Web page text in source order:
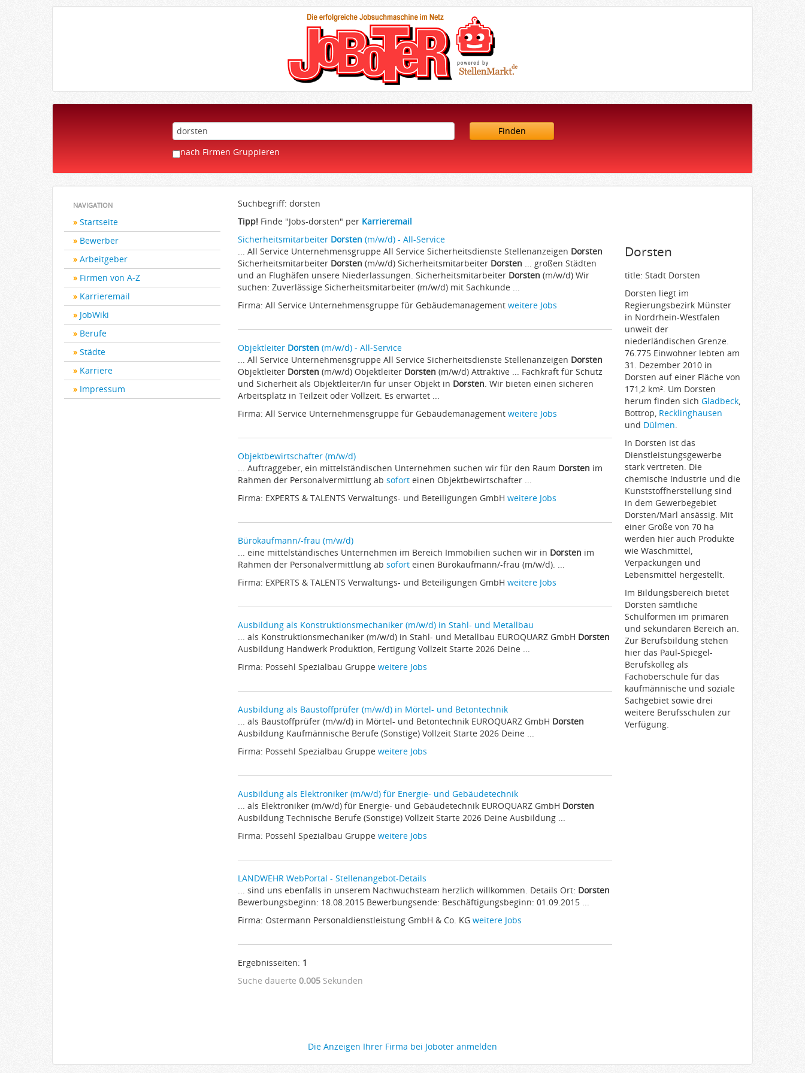
Finden
nach Firmen Gruppieren
NAVIGATION
Startseite
Bewerber
Arbeitgeber
Firmen von A-Z
Karrieremail
JobWiki
Berufe
Städte
Karriere
Impressum
Suchbegriff: dorsten
Tipp!Finde "Jobs-dorsten" per Karrieremail
Sicherheitsmitarbeiter Dorsten (m/w/d) - All-Service
... All Service Unternehmensgruppe All Service Sicherheitsdienste Stellenanzeigen Dorsten
Sicherheitsmitarbeiter Dorsten (m/w/d) Sicherheitsmitarbeiter Dorsten ... großen Städten
und an Flughäfen unsere Niederlassungen. Sicherheitsmitarbeiter Dorsten (m/w/d) Wir
suchen: Zuverlässige Sicherheitsmitarbeiter (m/w/d) mit Sachkunde ...
Firma: All Service Unternehmensgruppe für Gebäudemanagement weitere Jobs
Objektleiter Dorsten (m/w/d) - All-Service
... All Service Unternehmensgruppe All Service Sicherheitsdienste Stellenanzeigen Dorsten
Objektleiter Dorsten (m/w/d) Objektleiter Dorsten (m/w/d) Attraktive ... Fachkraft für Schutz
und Sicherheit als Objektleiter/in für unser Objekt in Dorsten. Wir bieten einen sicheren
Arbeitsplatz in Teilzeit oder Vollzeit. Es erwartet ...
Firma: All Service Unternehmensgruppe für Gebäudemanagement weitere Jobs
Objektbewirtschafter (m/w/d)
... Auftraggeber, ein mittelständischen Unternehmen suchen wir für den Raum Dorsten im
Rahmen der Personalvermittlung ab soforteinen Objektbewirtschafter ...
Firma: EXPERTS & TALENTS Verwaltungs- und Beteiligungen GmbH weitere Jobs
Bürokaufmann/-frau (m/w/d)
... eine mittelständisches Unternehmen im Bereich Immobilien suchen wir in Dorsten im
Rahmen der Personalvermittlung ab soforteinen Bürokaufmann/-frau (m/w/d). ...
Firma: EXPERTS & TALENTS Verwaltungs- und Beteiligungen GmbH weitere Jobs
Ausbildung als Konstruktionsmechaniker (m/w/d) in Stahl- und Metallbau
... als Konstruktionsmechaniker (m/w/d) in Stahl- und Metallbau EUROQUARZ GmbH Dorsten
Ausbildung Handwerk Produktion, Fertigung Vollzeit Starte 2026 Deine ...
Firma: Possehl Spezialbau Gruppe weitere Jobs
Ausbildung als Baustoffprüfer (m/w/d) in Mörtel- und Betontechnik
... als Baustoffprüfer (m/w/d) in Mörtel- und Betontechnik EUROQUARZ GmbH Dorsten
Ausbildung Kaufmännische Berufe (Sonstige) Vollzeit Starte 2026 Deine ...
Firma: Possehl Spezialbau Gruppe weitere Jobs
Ausbildung als Elektroniker (m/w/d) für Energie- und Gebäudetechnik
... als Elektroniker (m/w/d) für Energie- und Gebäudetechnik EUROQUARZ GmbH Dorsten
Ausbildung Technische Berufe (Sonstige) Vollzeit Starte 2026 Deine Ausbildung ...
Firma: Possehl Spezialbau Gruppe weitere Jobs
LANDWEHR WebPortal - Stellenangebot-Details
... sind uns ebenfalls in unserem Nachwuchsteam herzlich willkommen. Details Ort: Dorsten
Bewerbungsbeginn: 18.08.2015 Bewerbungsende: Beschäftigungsbeginn: 01.09.2015 ...
Firma: Ostermann Personaldienstleistung GmbH & Co. KG weitere Jobs
Dorsten
title: Stadt Dorsten
Dorsten liegt im
Regierungsbezirk Münster
in Nordrhein-Westfalen
unweit der
niederländischen Grenze.
76.775 Einwohner lebten am
31. Dezember 2010 in
Dorsten auf einer Fläche von
171,2 km². Um Dorsten
herum finden sichGladbeck,
Bottrop, Recklinghausen
und Dülmen.
In Dorsten ist das
Dienstleistungsgewerbe
stark vertreten. Die
chemische Industrie und die
Kunststoffherstellung sind
in dem Gewerbegebiet
Dorsten/Marl ansässig. Mit
einer Größe von 70 ha
werden hier auch Produkte
wie Waschmittel,
Verpackungen und
Lebensmittel hergestellt.
Im Bildungsbereich bietet
Dorsten sämtliche
Schulformen im primären
und sekundären Bereich an.
Zur Berufsbildung stehen
hier das Paul-Spiegel-
Berufskolleg als
Fachoberschule für das
kaufmännische und soziale
Sachgebiet sowie drei
weitere Berufsschulen zur
Verfügung.
Ergebnisseiten: 1
Suche dauerte 0.005Sekunden
Die Anzeigen Ihrer Firma bei Joboter anmelden